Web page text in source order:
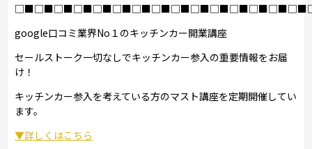
google口コミ業界No１のキッチンカー開業講座
セールストーク一切なしでキッチンカー参入の重要情報をお届
け！
キッチンカー参入を考えている方のマスト講座を定期開催してい
ます。
▼詳しくはこちら